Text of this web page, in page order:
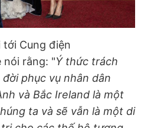
Cung điện
nói rằng: "Ý thức trách
phục vụ nhân dân
và Bắc Ireland là một
ta và sẽ vẫn là một di